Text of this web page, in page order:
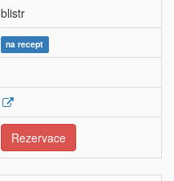
blistr
na recept
Rezervace